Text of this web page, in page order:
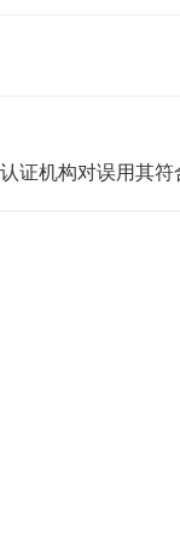
认证机构对误用其